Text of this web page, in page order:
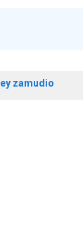
ley zamudio